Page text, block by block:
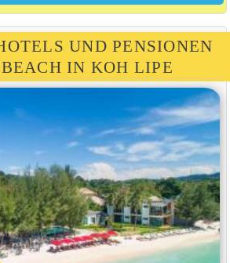
UND PENSIONEN
IN KOH LIPE